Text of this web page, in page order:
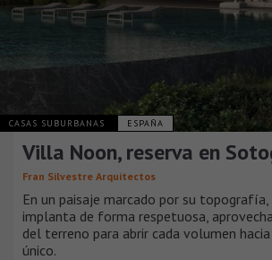
CASAS SUBURBANAS ESPAÑA
Villa Noon, reserva en
Fran Silvestre Arquitectos
En un paisaje marcado por su
implanta de forma respetuosa,
del terreno para abrir cada volumen
único.